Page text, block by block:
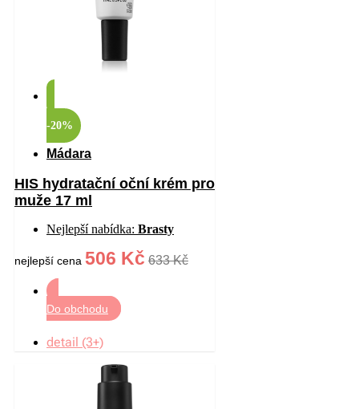
-20%
Mádara
HIS hydratační oční krém pro
muže 17 ml
Nejlepší nabídka: Brasty
nejlepší cena 506 Kč 633 Kč
Do obchodu
detail (3+)